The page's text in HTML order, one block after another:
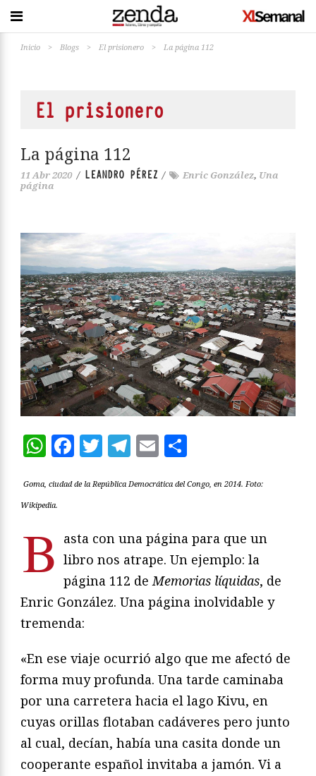
Inicio > Blogs > El prisionero > La página 112
El prisionero
La página 112
11 Abr 2020 / LEANDRO PÉREZ / Enric González, Una
página
WhatsApp
Facebook
Twitter
Telegram
Email
Goma, ciudad de la República Democrática del Congo, en 2014. Foto:
Wikipedia.
B asta con una página para que un
libro nos atrape. Un ejemplo: la
página 112 deMemorias líquidas, de
Enric González. Una página inolvidable y
tremenda:
«En ese viaje ocurrió algo que me afectó de
forma muy profunda. Una tarde caminaba
por una carretera hacia el lago Kivu, en
cuyas orillas flotaban cadáveres pero junto
al cual, decían, había una casita donde un
cooperante español invitaba a jamón. Vi a